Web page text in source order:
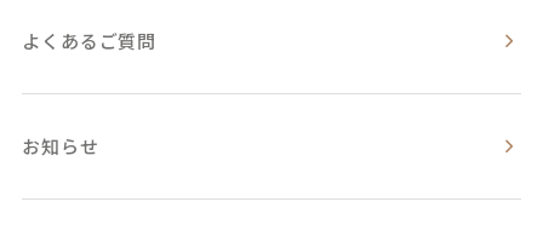
よくあるご質問
お知らせ